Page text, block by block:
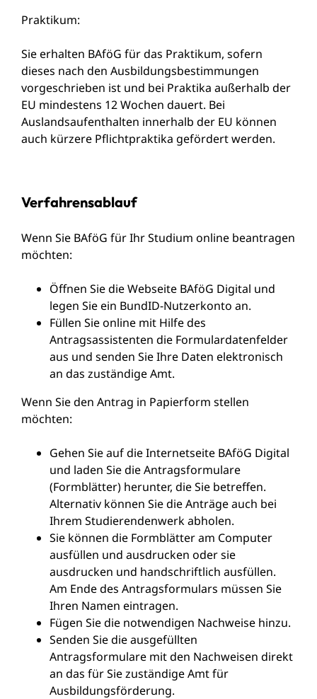
Praktikum:
Sie erhalten BAföG für das Praktikum, sofern
dieses nach den Ausbildungsbestimmungen
vorgeschrieben ist und bei Praktika außerhalb der
EU mindestens 12 Wochen dauert. Bei
Auslandsaufenthalten innerhalb der EU können
auch kürzere Pflichtpraktika gefördert werden.
Verfahrensablauf
Wenn Sie BAföG für Ihr Studium online beantragen
möchten:
Öffnen Sie die Webseite BAföG Digital und
legen Sie ein BundID-Nutzerkonto an.
Füllen Sie online mit Hilfe des
Antragsassistenten die Formulardatenfelder
aus und senden Sie Ihre Daten elektronisch
an das zuständige Amt.
Wenn Sie den Antrag in Papierform stellen
möchten:
Gehen Sie auf die Internetseite BAföG Digital
und laden Sie die Antragsformulare
(Formblätter) herunter, die Sie betreffen.
Alternativ können Sie die Anträge auch bei
Ihrem Studierendenwerk abholen.
Sie können die Formblätter am Computer
ausfüllen und ausdrucken oder sie
ausdrucken und handschriftlich ausfüllen.
Am Ende des Antragsformulars müssen Sie
Ihren Namen eintragen.
Fügen Sie die notwendigen Nachweise hinzu.
Senden Sie die ausgefüllten
Antragsformulare mit den Nachweisen direkt
an das für Sie zuständige Amt für
Ausbildungsförderung.